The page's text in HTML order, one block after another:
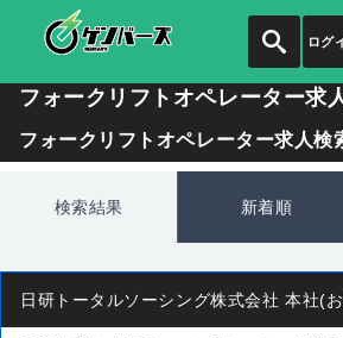
ログ
フォークリフトオペレーター求
フォークリフトオペレーター求人検
検索結果 新着順
日研トータルソーシング株式会社 本社(